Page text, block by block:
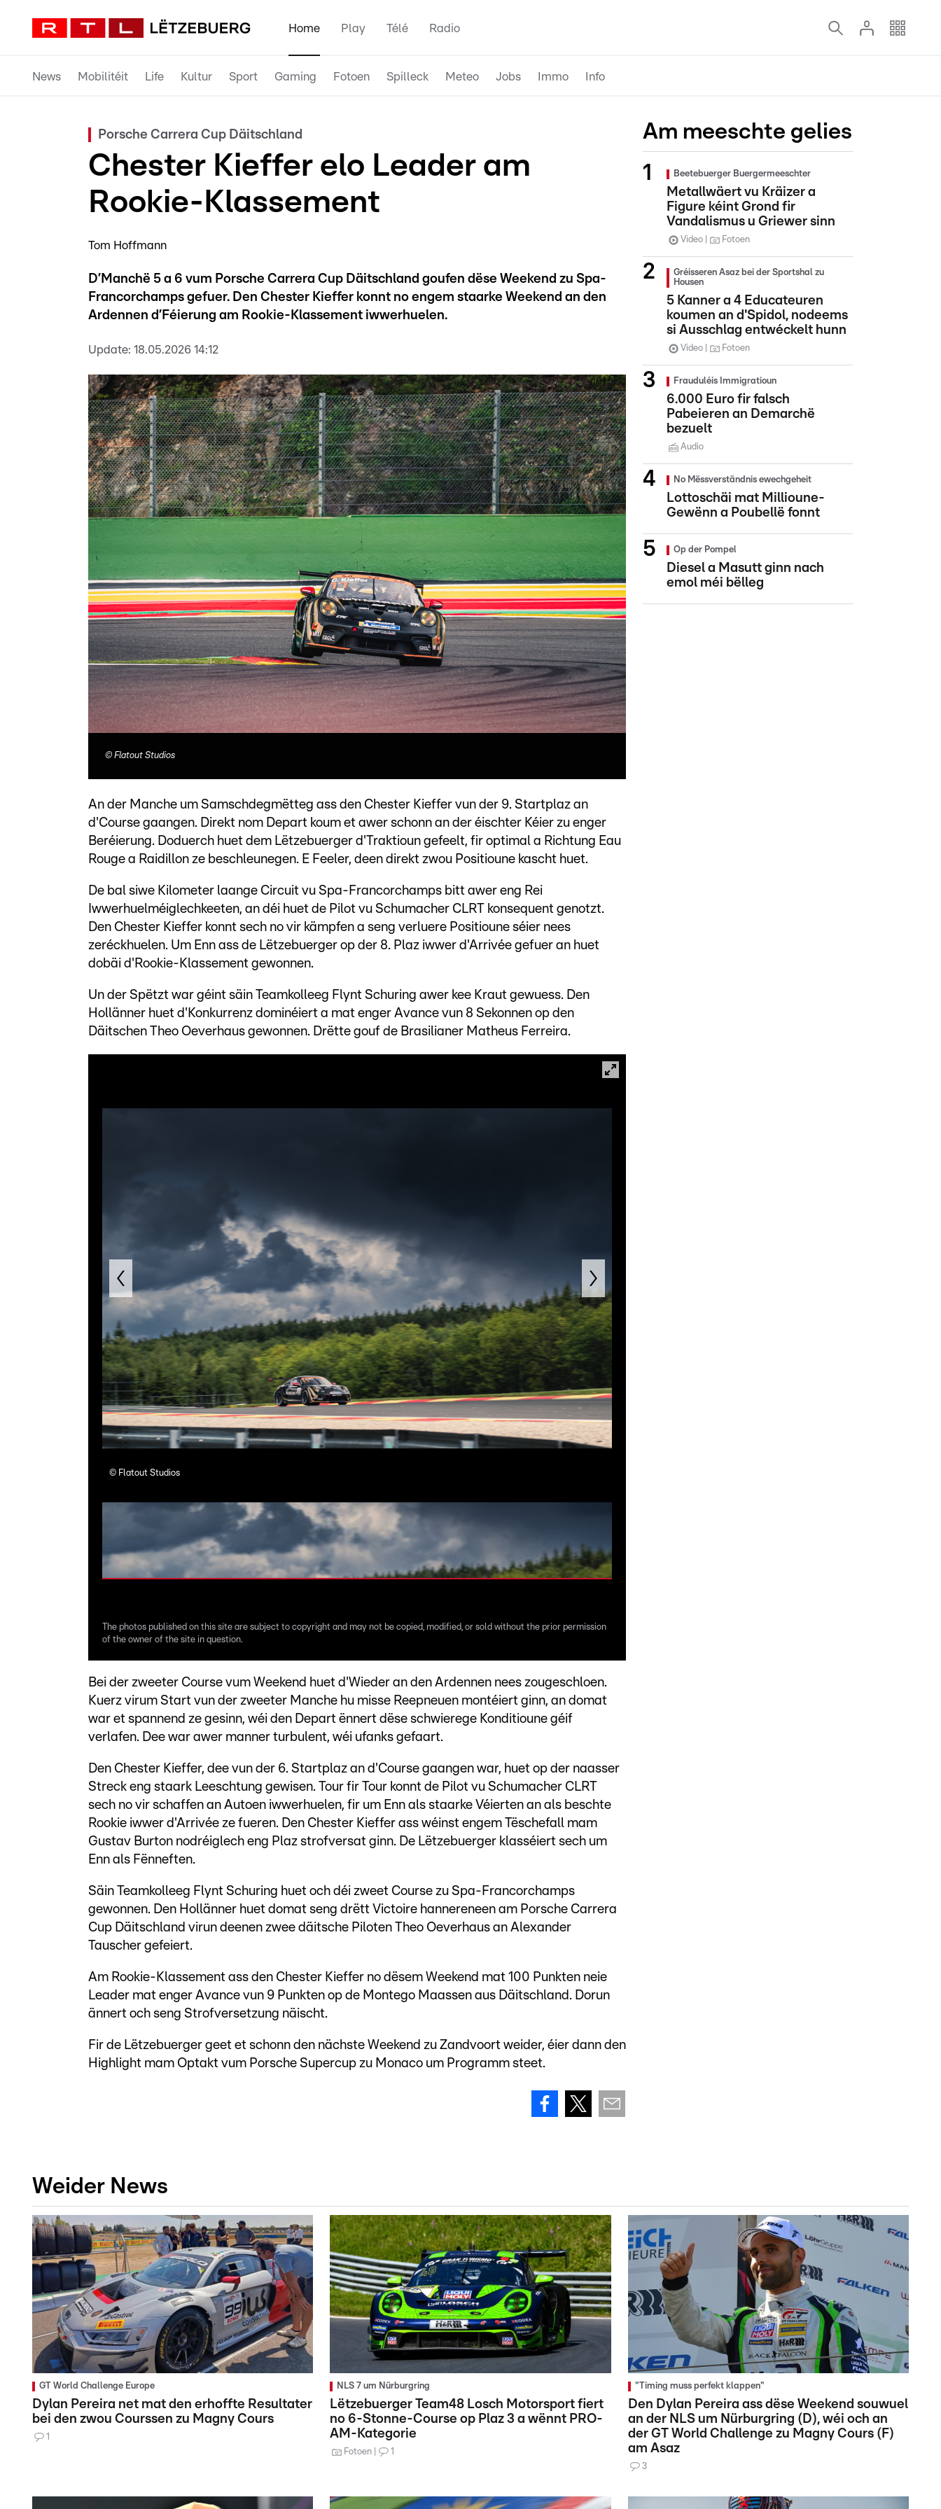
Home Play Télé Radio
News Mobilitéit Life Kultur Sport Gaming Fotoen Spilleck Meteo Jobs Immo Info
Porsche Carrera Cup Däitschland
Chester Kieffer elo Leader am
Rookie-Klassement
Tom Hoffmann
D’Manchë 5 a 6 vum Porsche Carrera Cup Däitschland goufen dëse Weekend zu Spa-
Francorchamps gefuer. Den Chester Kieffer konnt no engem staarke Weekend an den
Ardennen d’Féierung am Rookie-Klassement iwwerhuelen.
Update: 18.05.2026 14:12
© Flatout Studios
An der Manche um Samschdegmëtteg ass den Chester Kieffer vun der 9. Startplaz an
d'Course gaangen. Direkt nom Depart koum et awer schonn an der éischter Kéier zu enger
Beréierung. Doduerch huet dem Lëtzebuerger d'Traktioun gefeelt, fir optimal a Richtung Eau
Rouge a Raidillon ze beschleunegen. E Feeler, deen direkt zwou Positioune kascht huet.
De bal siwe Kilometer laange Circuit vu Spa-Francorchamps bitt awer eng Rei
Iwwerhuelméiglechkeeten, an déi huet de Pilot vu Schumacher CLRT konsequent genotzt.
Den Chester Kieffer konnt sech no vir kämpfen a seng verluere Positioune séier nees
zeréckhuelen. Um Enn ass de Lëtzebuerger op der 8. Plaz iwwer d'Arrivée gefuer an huet
dobäi d'Rookie-Klassement gewonnen.
Un der Spëtzt war géint säin Teamkolleeg Flynt Schuring awer kee Kraut gewuess. Den
Hollänner huet d'Konkurrenz dominéiert a mat enger Avance vun 8 Sekonnen op den
Däitschen Theo Oeverhaus gewonnen. Drëtte gouf de Brasilianer Matheus Ferreira.
© Flatout Studios
The photos published on this site are subject to copyright and may not be copied, modified, or sold without the prior permission
of the owner of the site in question.
Bei der zweeter Course vum Weekend huet d'Wieder an den Ardennen nees zougeschloen.
Kuerz virum Start vun der zweeter Manche hu misse Reepneuen montéiert ginn, an domat
war et spannend ze gesinn, wéi den Depart ënnert dëse schwierege Konditioune géif
verlafen. Dee war awer manner turbulent, wéi ufanks gefaart.
Den Chester Kieffer, dee vun der 6. Startplaz an d'Course gaangen war, huet op der naasser
Streck eng staark Leeschtung gewisen. Tour fir Tour konnt de Pilot vu Schumacher CLRT
sech no vir schaffen an Autoen iwwerhuelen, fir um Enn als staarke Véierten an als beschte
Rookie iwwer d'Arrivée ze fueren. Den Chester Kieffer ass wéinst engem Tëschefall mam
Gustav Burton nodréiglech eng Plaz strofversat ginn. De Lëtzebuerger klasséiert sech um
Enn als Fënneften.
Säin Teamkolleeg Flynt Schuring huet och déi zweet Course zu Spa-Francorchamps
gewonnen. Den Hollänner huet domat seng drëtt Victoire hannereneen am Porsche Carrera
Cup Däitschland virun deenen zwee däitsche Piloten Theo Oeverhaus an Alexander
Tauscher gefeiert.
Am Rookie-Klassement ass den Chester Kieffer no dësem Weekend mat 100 Punkten neie
Leader mat enger Avance vun 9 Punkten op de Montego Maassen aus Däitschland. Dorun
ännert och seng Strofversetzung näischt.
Fir de Lëtzebuerger geet et schonn den nächste Weekend zu Zandvoort weider, éier dann den
Highlight mam Optakt vum Porsche Supercup zu Monaco um Programm steet.
Am meeschte gelies
Beetebuerger Buergermeeschter
Metallwäert vu Kräizer a
Figure kéint Grond fir
Vandalismus u Griewer sinn
Video Fotoen
Gréisseren Asaz bei der Sportshal zu
Housen
5 Kanner a 4 Educateuren
koumen an d'Spidol, nodeems
si Ausschlag entwéckelt hunn
Video Fotoen
Frauduléis Immigratioun
6.000 Euro fir falsch
Pabeieren an Demarchë
bezuelt
Audio
No Mëssverständnis ewechgeheit
Lottoschäi mat Millioune-
Gewënn a Poubellë fonnt
Op der Pompel
Diesel a Masutt ginn nach
emol méi bëlleg
Weider News
GT World Challenge Europe
Dylan Pereira net mat den erhoffte Resultater
bei den zwou Courssen zu Magny Cours
1
NLS 7 um Nürburgring
Lëtzebuerger Team48 Losch Motorsport fiert
no 6-Stonne-Course op Plaz 3 a wënnt PRO-
AM-Kategorie
Fotoen 1
"Timing muss perfekt klappen"
Den Dylan Pereira ass dëse Weekend souwuel
an der NLS um Nürburgring (D), wéi och an
der GT World Challenge zu Magny Cours (F)
am Asaz
3